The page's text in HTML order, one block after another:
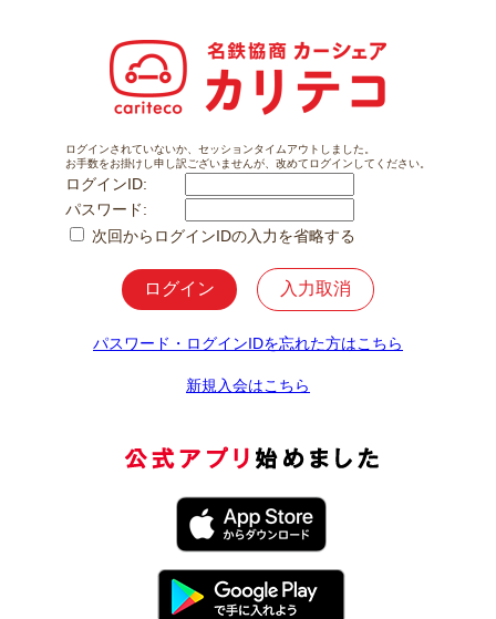
ログインされていないか、セッションタイムアウトしました。
お手数をお掛けし申し訳ございませんが、改めてログインしてください。
ログインID:
パスワード:
次回からログインIDの入力を省略する
パスワード・ログインIDを忘れた方はこちら
新規入会はこちら